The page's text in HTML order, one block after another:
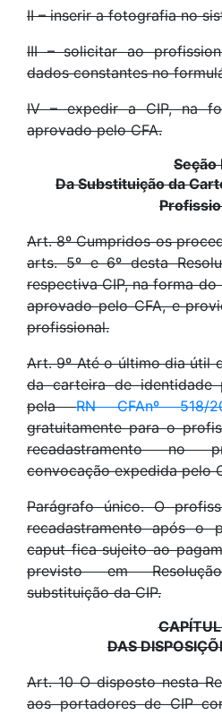
II – inserir a fotografia no
III – solicitar ao
dados constantes no
IV – expedir a CIP, na
aprovado pelo CFA.
Seção
Da Substituição da
Art. 8º Cumpridos os
arts. 5º e 6º desta
respectiva CIP, na forma
aprovado pelo CFA, e
profissional.
Art. 9º Até o último dia útil
da carteira de identidade
pelaRN CFAnº 518/
gratuitamente para o
recadastramento no
convocação expedida pelo
Parágrafo único. O
recadastramento após o
caput fica sujeito ao
previsto em
substituição da CIP.
DAS
Art. 10 O disposto nesta
aos portadores de CIP